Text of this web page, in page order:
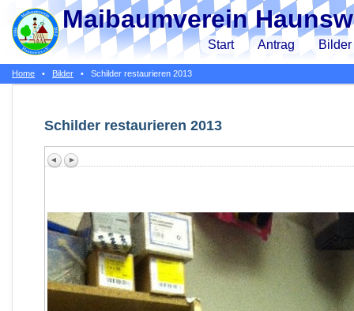
Maibaumverein
Start Antrag Bilder
Home • Bilder • Schilder restaurieren 2013
Schilder restaurieren 2013